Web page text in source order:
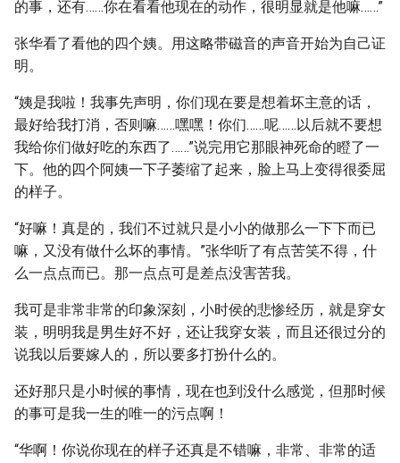
的事，还有……你在看看他现在的动作，很明显就是他嘛……”
张华看了看他的四个姨。用这略带磁音的声音开始为自己证
明。
“姨是我啦！我事先声明，你们现在要是想着坏主意的话，
最好给我打消，否则嘛……嘿嘿！你们……呢……以后就不要想
我给你们做好吃的东西了……”说完用它那眼神死命的瞪了一
下。他的四个阿姨一下子萎缩了起来，脸上马上变得很委屈
的样子。
“好嘛！真是的，我们不过就只是小小的做那么一下下而已
嘛，又没有做什么坏的事情。”张华听了有点苦笑不得，什
么一点点而已。那一点点可是差点没害苦我。
我可是非常非常的印象深刻，小时侯的悲惨经历，就是穿女
装，明明我是男生好不好，还让我穿女装，而且还很过分的
说我以后要嫁人的，所以要多打扮什么的。
还好那只是小时候的事情，现在也到没什么感觉，但那时候
的事可是我一生的唯一的污点啊！
“华啊！你说你现在的样子还真是不错嘛，非常、非常的适